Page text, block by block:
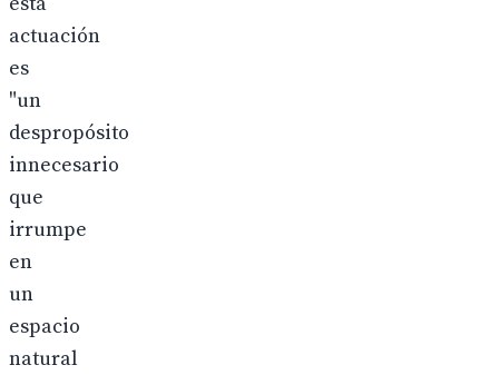
actuación
es
"un
despropósito
innecesario
que
irrumpe
en
un
espacio
natural